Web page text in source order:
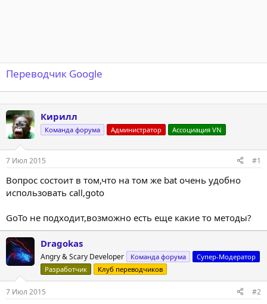
Переводчик Google
Кирилл
Команда форума Администратор Ассоциация VN
7 Июл 2015 #1
Вопрос состоит в том,что на том же bat очень удобно
использовать call,goto
GoTo не подходит,возможно есть еще какие то методы?
Dragokas
Angry & Scary Developer Команда форума
Супер-Модератор
Разработчик
Клуб переводчиков
7 Июл 2015 #2